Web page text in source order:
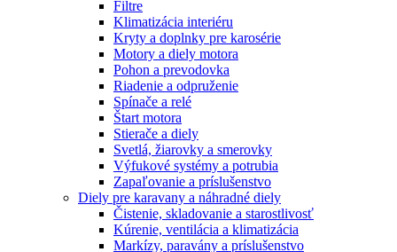
Filtre
Klimatizácia interiéru
Kryty a doplnky pre karosérie
Motory a diely motora
Pohon a prevodovka
Riadenie a odpruženie
Spínače a relé
Štart motora
Stierače a diely
Svetlá, žiarovky a smerovky
Výfukové systémy a potrubia
Zapaľovanie a príslušenstvo
Diely pre karavany a náhradné diely
Čistenie, skladovanie a starostlivosť
Kúrenie, ventilácia a klimatizácia
Markízy, paravány a príslušenstvo